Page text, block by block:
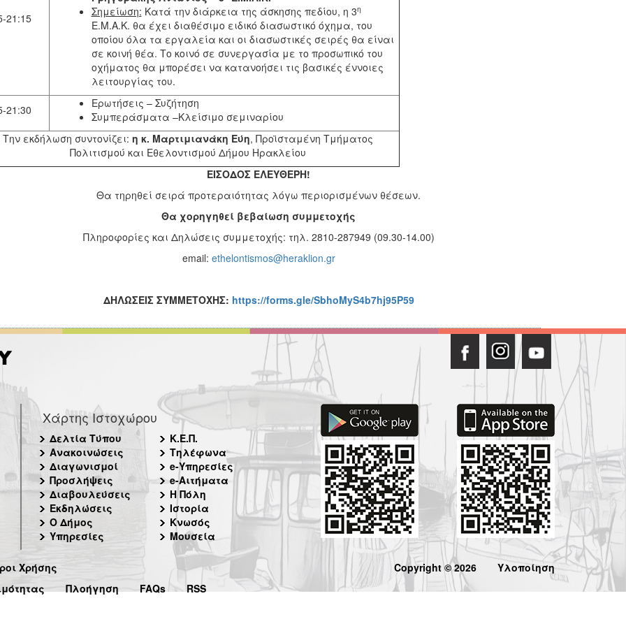
21:15
Σημείωση: Κατά την διάρκεια της άσκησης πεδίου, η 3η
Ε.Μ.Α.Κ. θα έχει διαθέσιμο ειδικό διασωστικό όχημα, του
οποίου όλα τα εργαλεία και οι διασωστικές σειρές θα είναι
σε κοινή θέα. Το κοινό σε συνεργασία με το προσωπικό του
οχήματος θα μπορέσει να κατανοήσει τις βασικές έννοιες
λειτουργίας του.
21:30
Ερωτήσεις – Συζήτηση
Συμπεράσματα –Κλείσιμο σεμιναρίου
Την εκδήλωση συντονίζει: η κ. Μαρτιμιανάκη Εύη, Προϊσταμένη Τμήματος
Πολιτισμού και Εθελοντισμού Δήμου Ηρακλείου
ΕΙΣΟΔΟΣ ΕΛΕΥΘΕΡΗ!
Θα τηρηθεί σειρά προτεραιότητας λόγω περιορισμένων θέσεων.
Θα χορηγηθεί βεβαίωση συμμετοχής
Πληροφορίες και Δηλώσεις συμμετοχής: τηλ. 2810-287949 (09.30-14.00)
email: ethelontismos@heraklion.gr
ΔΗΛΩΣΕΙΣ ΣΥΜΜΕΤΟΧΗΣ: https://forms.gle/SbhoMyS4b7hj95P59
Χάρτης Ιστοχώρου
Δελτία Τύπου
Ανακοινώσεις
Διαγωνισμοί
Προσλήψεις
Διαβουλεύσεις
Εκδηλώσεις
Ο Δήμος
Υπηρεσίες
Κ.Ε.Π.
Τηλέφωνα
e-Υπηρεσίες
e-Αιτήματα
Η Πόλη
Ιστορία
Κνωσός
Μουσεία
Χρήσης
Πλοήγηση FAQs RSS
Copyright © 2026 Υλοποίηση